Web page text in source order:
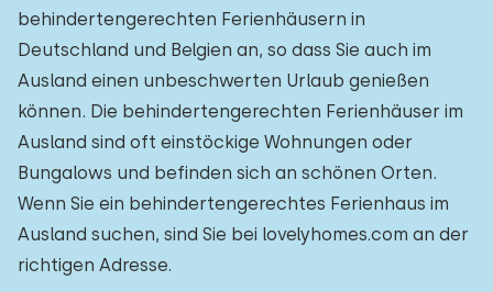
behindertengerechten Ferienhäusern in
Deutschland und Belgien an, so dass Sie auch im
Ausland einen unbeschwerten Urlaub genießen
können. Die behindertengerechten Ferienhäuser im
Ausland sind oft einstöckige Wohnungen oder
Bungalows und befinden sich an schönen Orten.
Wenn Sie ein behindertengerechtes Ferienhaus im
Ausland suchen, sind Sie bei lovelyhomes.com an der
richtigen Adresse.